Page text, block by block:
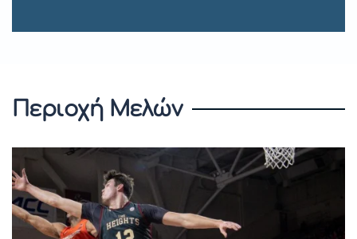
Περιοχή Μελών